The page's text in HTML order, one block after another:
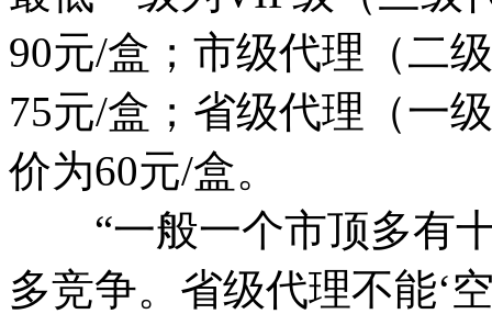
90元/盒；市级代理（二
75元/盒；省级代理（一
价为60元/盒。
“一般一个市顶多有十
多竞争。省级代理不能‘